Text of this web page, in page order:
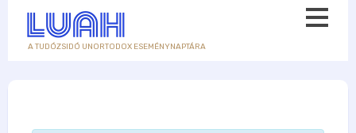
A TUDÓZSIDÓ UNORTODOX ESEMÉNYNAPTÁRA